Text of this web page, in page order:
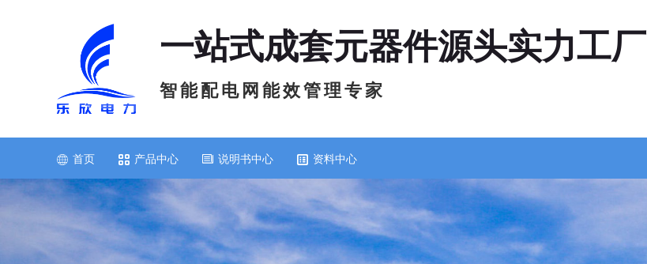
一站式成套元器件源头实力工厂
智 能 配 电 网 能 效 管 理 专 家
首页 产品中心 说明书中心 资料中心